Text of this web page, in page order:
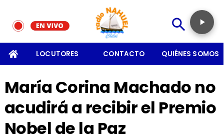
LOCUTORES CONTACTO QUIÉNES SOMOS
María Corina Machado no
acudirá a recibir el Premio
Nobel de la Paz